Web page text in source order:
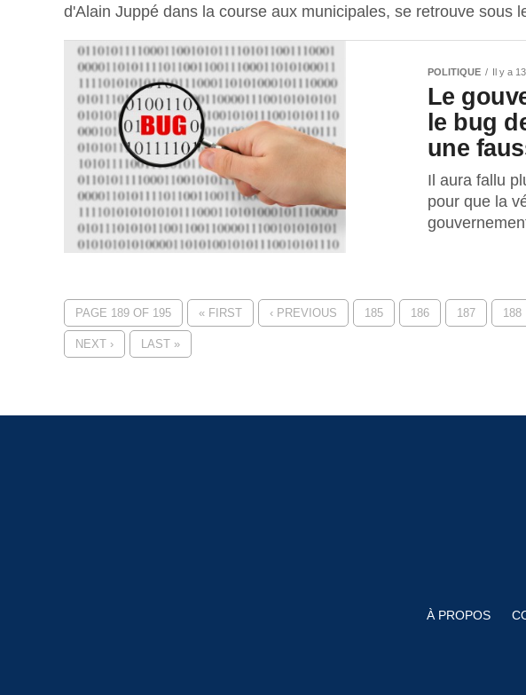
d'Alain Juppé dans la course aux municipales, se retrouve sous
POLITIQUE Il y a
Le
le bug
une
Il aura fallu
pour que la
PAGE 189 OF 195 « FIRST ‹ PREVIOUS 185 186 187 188
NEXT › LAST »
À PROPOS